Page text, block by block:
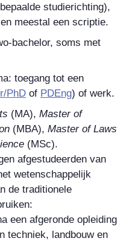
studierichting),
meestal een scriptie.
bachelor, soms met
toegang tot een
PhD of PDEng) of werk.
(MA), Master of
(MBA), Master of Laws
(MSc).
afgestudeerden van
wetenschappelijk
de traditionele
een afgeronde opleiding
techniek, landbouw en